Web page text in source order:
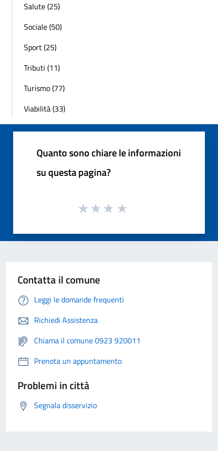
Salute (25)
Sociale (50)
Sport (25)
Tributi (11)
Turismo (77)
Viabilità (33)
Quanto sono chiare le informazioni
su questa pagina?
Contatta il comune
Leggi le domande frequenti
Richiedi Assistenza
Chiama il comune 0923 920011
Prenota un appuntamento
Problemi in città
Segnala disservizio